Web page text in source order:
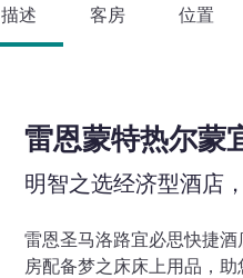
描述 客房 位置
雷恩蒙特热尔蒙
明智之选经济型酒店
雷恩圣马洛路宜必思快捷
房配备梦之床床上用品，